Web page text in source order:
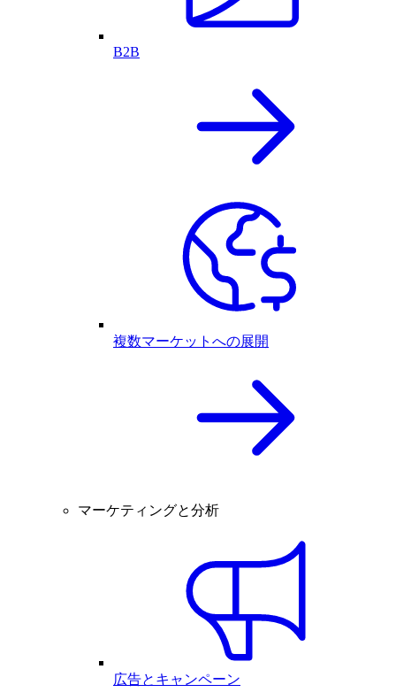
B2B
複数マーケットへの展開
マーケティングと分析
広告とキャンペーン